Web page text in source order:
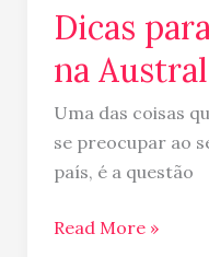
Dicas
na
Uma das coisas
se preocupar ao
país, é a questão
Read More »